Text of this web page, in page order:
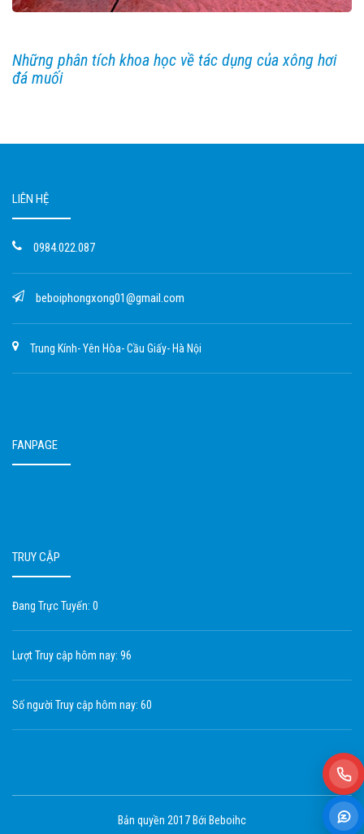
Những phân tích khoa học về tác dụng của xông hơi
đá muối
LIÊN HỆ
0984.022.087
beboiphongxong01@gmail.com
Trung Kính- Yên Hòa- Cầu Giấy- Hà Nội
FANPAGE
TRUY CẬP
Đang Trực Tuyến: 0
Lượt Truy cập hôm nay: 96
Số người Truy cập hôm nay: 60
Bản quyền 2017 Bới Beboihc